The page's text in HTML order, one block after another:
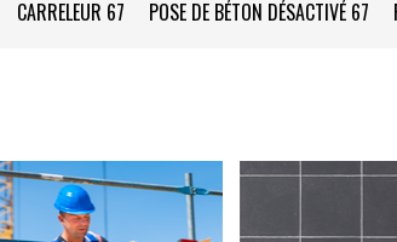
CARRELEUR 67 POSE DE BÉTON DÉSACTIVÉ 67